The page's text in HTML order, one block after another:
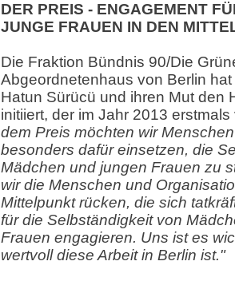
DER PREIS - ENGAGEMENT
JUNGE FRAUEN IN DEN
Die Fraktion Bündnis 90/Die
Abgeordnetenhaus von Berlin
Hatun Sürücü und ihren Mut den
initiiert, der im Jahr 2013
dem Preis möchten wir
besonders dafür einsetzen, die
Mädchen und jungen Frauen zu
wir die Menschen und
Mittelpunkt rücken, die sich
für die Selbständigkeit von
Frauen engagieren. Uns ist es
wertvoll diese Arbeit in Berlin ist."